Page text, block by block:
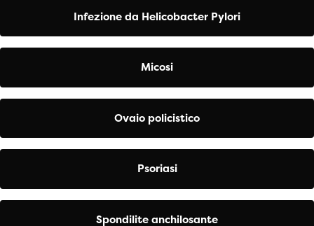
Infezione da Helicobacter Pylori
Micosi
Ovaio policistico
Psoriasi
Spondilite anchilosante